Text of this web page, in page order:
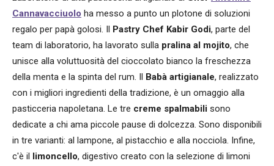
Cannavacciuolo ha messo a punto un plotone di soluzioni
regalo per papà golosi. Il Pastry Chef Kabir Godi, parte del
team di laboratorio, ha lavorato sulla pralina al mojito, che
unisce alla voluttuosità del cioccolato bianco la freschezza
della menta e la spinta del rum. Il Babà artigianale, realizzato
con i migliori ingredienti della tradizione, è un omaggio alla
pasticceria napoletana. Le tre creme spalmabili sono
dedicate a chi ama piccole pause di dolcezza. Sono disponibili
in tre varianti: al lampone, al pistacchio e alla nocciola. Infine,
c'è il limoncello, digestivo creato con la selezione di limoni